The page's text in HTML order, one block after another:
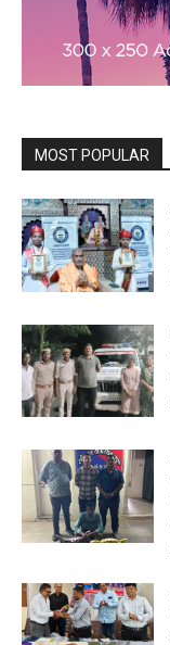
MOST POPULAR